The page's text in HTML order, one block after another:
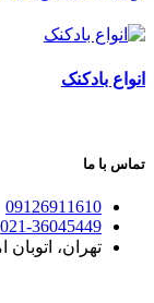
انواع بادکنک
تماس با ما
09126911610
021-36045449
تهران،